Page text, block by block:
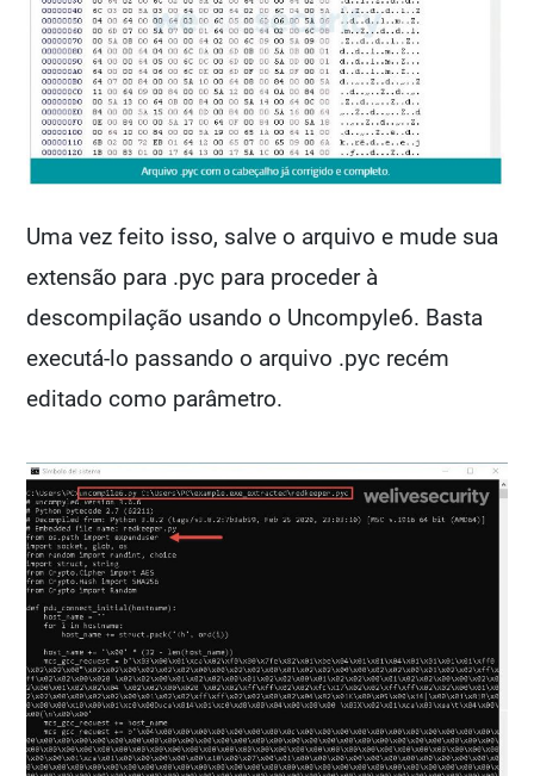
Uma vez feito isso, salve o arquivo e mude sua
extensão para .pyc para proceder à
descompilação usando o Uncompyle6. Basta
executá-lo passando o arquivo .pyc recém
editado como parâmetro.